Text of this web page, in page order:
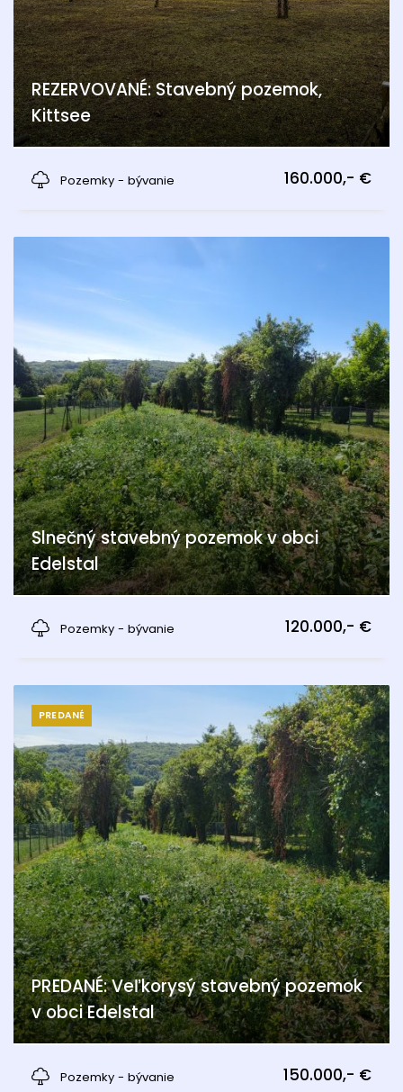
REZERVOVANÉ: Stavebný pozemok,
Kittsee
Pozemky - bývanie
160.000,- €
Slnečný stavebný pozemok v obci
Edelstal
Pozemky - bývanie
120.000,- €
PREDANÉ
PREDANÉ: Veľkorysý stavebný pozemok
v obci Edelstal
Pozemky - bývanie
150.000,- €